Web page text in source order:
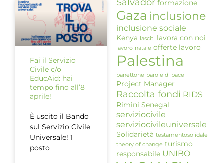
Fai il Servizio
Civile c/o
EducAid: hai
tempo fino all’8
aprile!
È uscito il Bando
sul Servizio Civile
Universale! 1
posto
formazione
Gaza inclusione
inclusione sociale
Kenya lasciti lavora con noi
lavoro natale offerte lavoro
Palestina
panettone parole di pace
Project Manager
Raccolta fondi RIDS
Rimini Senegal
serviziocivile
serviziocivileuniversale
Solidarietà testamentosolidale
theory of change turismo
responsabile UNIBO